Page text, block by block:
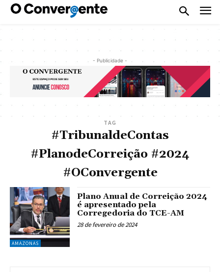
- Publicidade -
TAG
#TribunaldeContas
#PlanodeCorreição #2024
#OConvergente
AMAZONAS
Plano Anual de Correição 2024
é apresentado pela
Corregedoria do TCE-AM
28 de fevereiro de 2024